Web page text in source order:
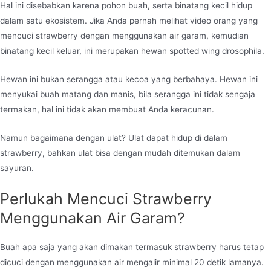
Hal ini disebabkan karena pohon buah, serta binatang kecil hidup
dalam satu ekosistem. Jika Anda pernah melihat video orang yang
mencuci strawberry dengan menggunakan air garam, kemudian
binatang kecil keluar, ini merupakan hewan spotted wing drosophila.
Hewan ini bukan serangga atau kecoa yang berbahaya. Hewan ini
menyukai buah matang dan manis, bila serangga ini tidak sengaja
termakan, hal ini tidak akan membuat Anda keracunan.
Namun bagaimana dengan ulat? Ulat dapat hidup di dalam
strawberry, bahkan ulat bisa dengan mudah ditemukan dalam
sayuran.
Perlukah Mencuci Strawberry
Menggunakan Air Garam?
Buah apa saja yang akan dimakan termasuk strawberry harus tetap
dicuci dengan menggunakan air mengalir minimal 20 detik lamanya.